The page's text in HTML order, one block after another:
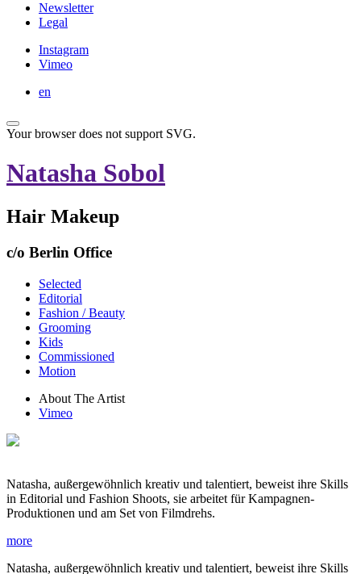
Newsletter
Legal
Instagram
Vimeo
en
Your browser does not support SVG.
Natasha Sobol
Hair Makeup
c/o Berlin Office
Selected
Editorial
Fashion / Beauty
Grooming
Kids
Commissioned
Motion
About The Artist
Vimeo
Natasha, außergewöhnlich kreativ und talentiert, beweist ihre Skills
in Editorial und Fashion Shoots, sie arbeitet für Kampagnen-
Produktionen und am Set von Filmdrehs.
more
Natasha, außergewöhnlich kreativ und talentiert, beweist ihre Skills